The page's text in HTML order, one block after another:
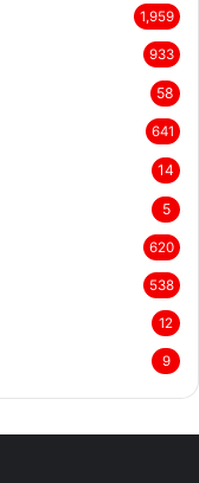
1,959
933
58
641
14
5
620
538
12
9